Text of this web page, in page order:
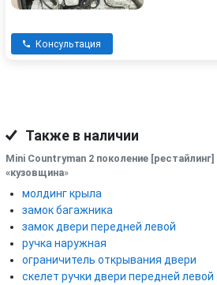
Консультация
Также в наличии
Mini Countryman 2 поколение [рестайлинг]
«кузовщина»
молдинг крыла
замок багажника
замок двери передней левой
ручка наружная
ограничитель открывания двери
скелет ручки двери передней левой